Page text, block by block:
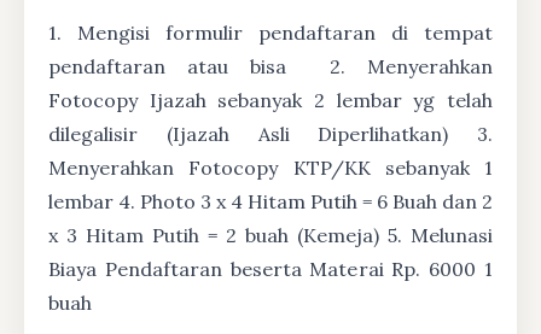
1. Mengisi formulir pendaftaran di tempat
pendaftaran atau bisa
2. Menyerahkan
Fotocopy Ijazah sebanyak 2 lembar yg telah
dilegalisir (Ijazah Asli Diperlihatkan) 3.
Menyerahkan Fotocopy KTP/KK sebanyak 1
lembar 4. Photo 3 x 4 Hitam Putih = 6 Buah dan 2
x 3 Hitam Putih = 2 buah (Kemeja) 5. Melunasi
Biaya Pendaftaran beserta Materai Rp. 6000 1
buah